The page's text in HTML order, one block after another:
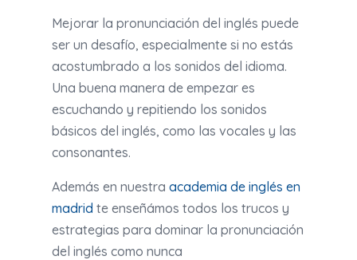
Mejorar la pronunciación del inglés puede
ser un desafío, especialmente si no estás
acostumbrado a los sonidos del idioma.
Una buena manera de empezar es
escuchando y repitiendo los sonidos
básicos del inglés, como las vocales y las
consonantes.
Además en nuestra academia de inglés en
madrid te enseñámos todos los trucos y
estrategias para dominar la pronunciación
del inglés como nunca